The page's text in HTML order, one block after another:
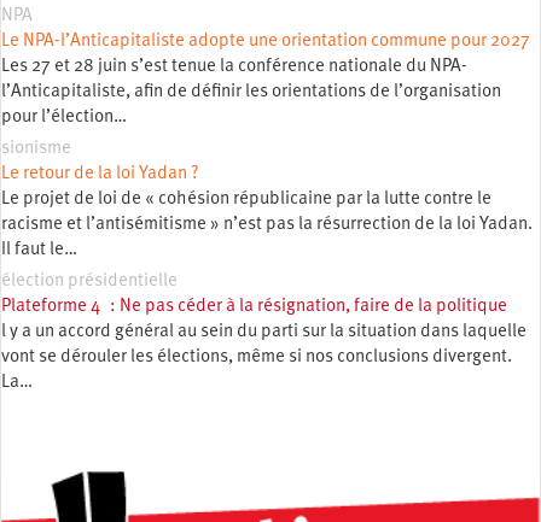
NPA
Le NPA-l’Anticapitaliste adopte une orientation commune pour 2027
Les 27 et 28 juin s’est tenue la conférence nationale du NPA-
l’Anticapitaliste, afin de définir les orientations de l’organisation
pour l’élection…
sionisme
Le retour de la loi Yadan ?
Le projet de loi de « cohésion républicaine par la lutte contre le
racisme et l’antisémitisme » n’est pas la résurrection de la loi Yadan.
Il faut le…
élection présidentielle
Plateforme 4 : Ne pas céder à la résignation, faire de la politique
l y a un accord général au sein du parti sur la situation dans laquelle
vont se dérouler les élections, même si nos conclusions divergent.
La…